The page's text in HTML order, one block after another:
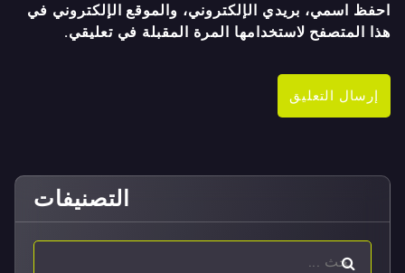
احفظ اسمي، بريدي الإلكتروني، والموقع الإلكتروني في
هذا المتصفح لاستخدامها المرة المقبلة في تعليقي.
التصنيفات